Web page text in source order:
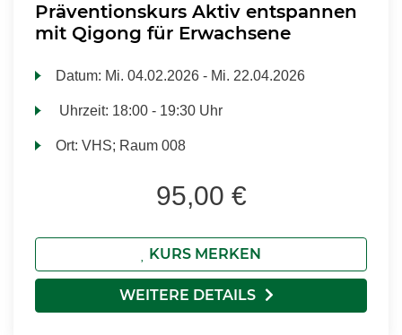
Präventionskurs Aktiv entspannen
mit Qigong für Erwachsene
Datum: Mi. 04.02.2026 - Mi. 22.04.2026
Uhrzeit: 18:00 - 19:30 Uhr
Ort:VHS; Raum 008
95,00 €
KURS MERKEN
WEITERE DETAILS